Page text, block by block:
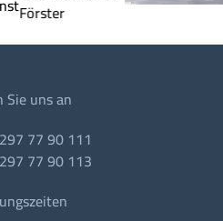
Sie uns an
77 90 111
77 90 113